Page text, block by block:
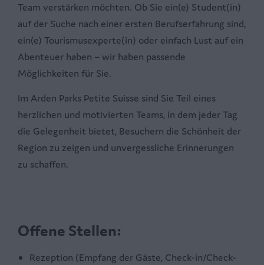
Team verstärken möchten. Ob Sie ein(e) Student(in)
auf der Suche nach einer ersten Berufserfahrung sind,
ein(e) Tourismusexperte(in) oder einfach Lust auf ein
Abenteuer haben – wir haben passende
Möglichkeiten für Sie.
Im Arden Parks Petite Suisse sind Sie Teil eines
herzlichen und motivierten Teams, in dem jeder Tag
die Gelegenheit bietet, Besuchern die Schönheit der
Region zu zeigen und unvergessliche Erinnerungen
zu schaffen.
Offene Stellen:
Rezeption (Empfang der Gäste, Check-in/Check-